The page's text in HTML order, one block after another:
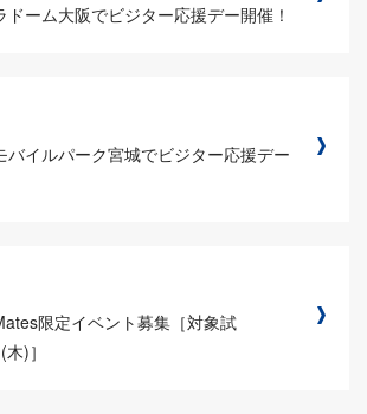
ドーム大阪でビジター応援デー開催！
バイルパーク宮城でビジター応援デー
限定イベント募集［対象試
)］